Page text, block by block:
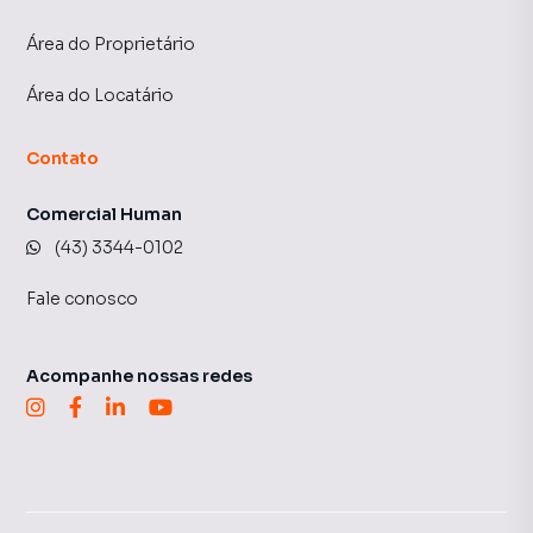
Área do Proprietário
Área do Locatário
Contato
Comercial Human
(43) 3344-0102
Fale conosco
Acompanhe nossas redes